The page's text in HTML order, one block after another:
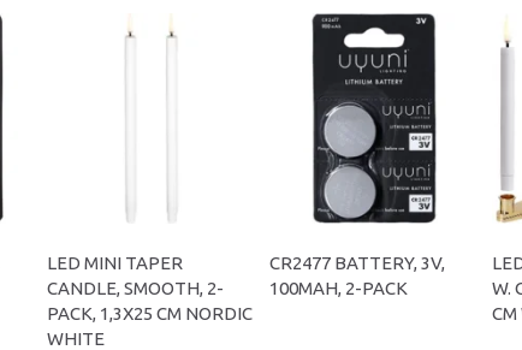
LED MINI TAPER
CANDLE, SMOOTH, 2-
PACK, 1,3X25 CM NORDIC
WHITE
CR2477 BATTERY, 3V,
100MAH, 2-PACK
W.
CM